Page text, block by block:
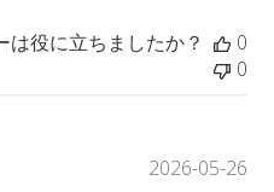
は役に立ちましたか？
0
0
公
2026-05-26